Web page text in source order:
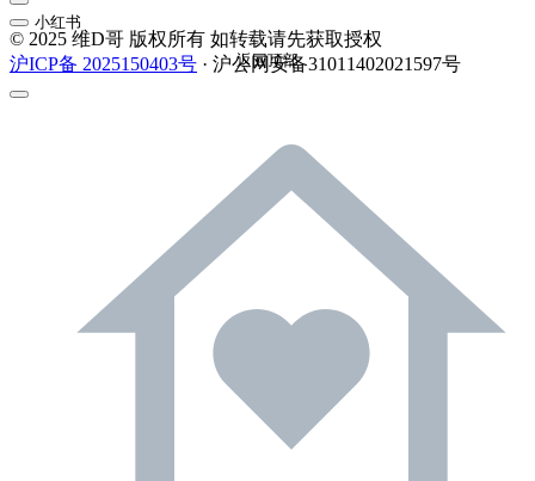
小红书
© 2025 维D哥 版权所有 如转载请先获取授权
沪ICP备 2025150403号 · 沪公网安备31011402021597号
返回顶部